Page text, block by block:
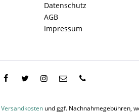
Datenschutz
AGB
Impressum
Versandkostenund ggf. Nachnahmegebühren,